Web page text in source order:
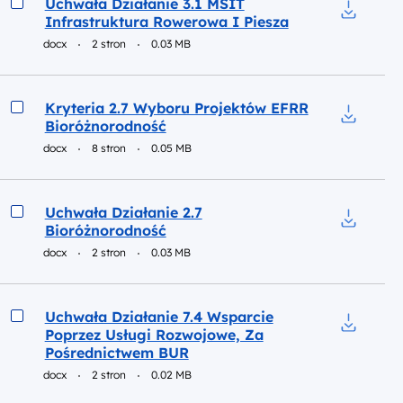
Infrastruktura Rowerowa I Piesza
docx 2 stron 0.03 MB
Podgląd
Kryteria 2.7 Wyboru Projektów EFRR
Bioróżnorodność
docx 8 stron 0.05 MB
Podgląd
Uchwała Działanie 2.7
Bioróżnorodność
docx 2 stron 0.03 MB
Podgląd
Uchwała Działanie 7.4 Wsparcie
Poprzez Usługi Rozwojowe, Za
Pośrednictwem BUR
docx 2 stron 0.02 MB